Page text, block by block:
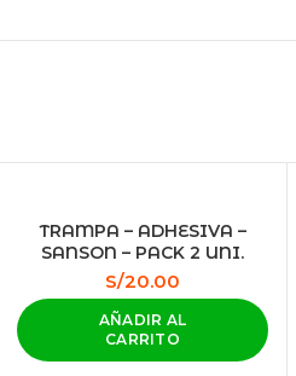
TRAMPA – ADHESIVA –
SANSON – PACK 2 UNI.
S/20.00
AÑADIR AL
CARRITO